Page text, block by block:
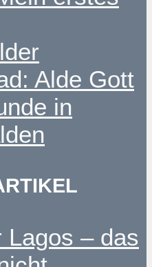
Alde Gott
in
Lagos – das